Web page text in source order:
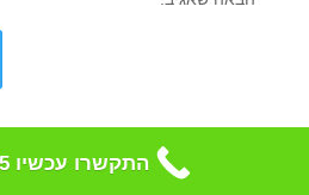
התקשרו עכשיו 077-231-0655